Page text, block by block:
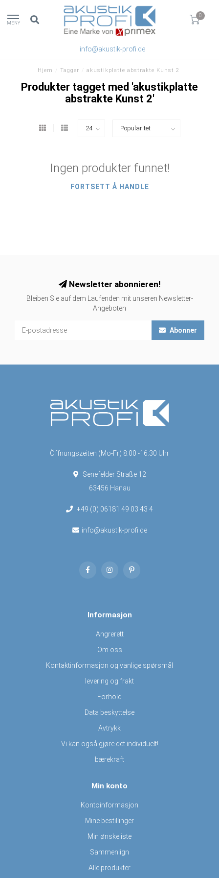
MENY
0
info@akustik-profi.de
Hjem Tagger akustikplatte abstrakte Kunst 2
Produkter tagget med 'akustikplatte
abstrakte Kunst 2'
Ingen produkter funnet!
FORTSETT Å HANDLE
Newsletter abonnieren!
Bleiben Sie auf dem Laufenden mit unseren Newsletter-
Angeboten
Abonner
Öffnungszeiten (Mo-Fr) 8:00 -16:30 Uhr
Senefelder Straße 12
63456 Hanau
+49 (0) 06181 49 03 43 4
info@akustik-profi.de
Informasjon
Angrerett
Om oss
Kontaktinformasjon og vanlige spørsmål
levering og frakt
Forhold
Data beskyttelse
Avtrykk
Vi kan også gjøre det individuelt!
bærekraft
Min konto
Kontoinformasjon
Mine bestillinger
Min ønskeliste
Sammenlign
Alle produkter